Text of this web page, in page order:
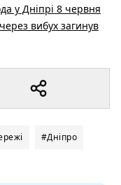
у Дніпрі 8 червня
вибух загинув
#Дніпро